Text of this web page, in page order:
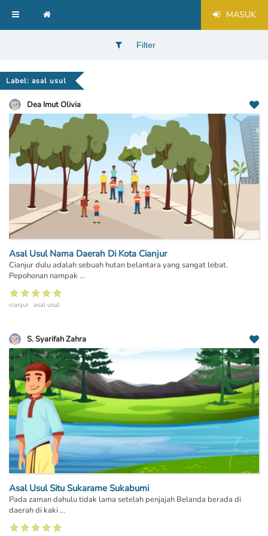
MASUK
Filter
Label: asal usul
Dea Imut Olivia
Asal Usul Nama Daerah Di Kota Cianjur
Cianjur dulu adalah sebuah hutan belantara yang sangat lebat.
Pepohonan nampak ...
cianjur asal usul
S. Syarifah Zahra
Asal Usul Situ Sukarame Sukabumi
Pada zaman dahulu tidak lama setelah penjajah Belanda berada di
daerah di kaki ...